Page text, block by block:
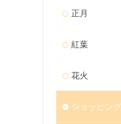
正月
紅葉
花火
ショッピング